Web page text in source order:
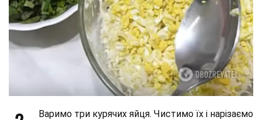
Варимо три курячих яйця. Чистимо їх і нарізаємо